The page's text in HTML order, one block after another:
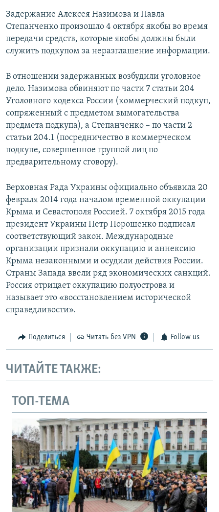
Задержание Алексея Назимова и Павла
Степанченко произошло 4 октября якобы во время
передачи средств, которые якобы должны были
служить подкупом за неразглашение информации.
В отношении задержанных возбудили уголовное
дело. Назимова обвиняют по части 7 статьи 204
Уголовного кодекса России (коммерческий подкуп,
сопряженный с предметом вымогательства
предмета подкупа), а Степанченко – по части 2
статьи 204.1 (посредничество в коммерческом
подкупе, совершенное группой лиц по
предварительному сговору).
Верховная Рада Украины официально объявила 20
февраля 2014 года началом временной оккупации
Крыма и Севастополя Россией. 7 октября 2015 года
президент Украины Петр Порошенко подписал
соответствующий закон. Международные
организации признали оккупацию и аннексию
Крыма незаконными и осудили действия России.
Страны Запада ввели ряд экономических санкций.
Россия отрицает оккупацию полуострова и
называет это «восстановлением исторической
справедливости».
Поделиться Читать без VPN Follow us
ЧИТАЙТЕ ТАКЖЕ:
ТОП-ТЕМА